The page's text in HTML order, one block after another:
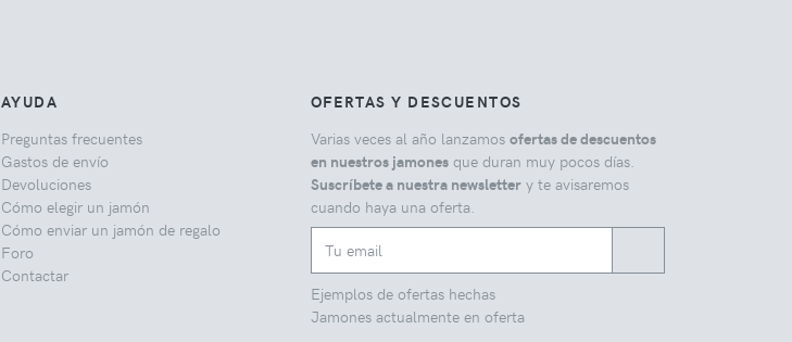
AYUDA
Preguntas frecuentes
Gastos de envío
Devoluciones
Cómo elegir un jamón
Cómo enviar un jamón de regalo
Foro
Contactar
OFERTAS Y DESCUENTOS
Varias veces al año lanzamos ofertas de descuentos
en nuestros jamonesque duran muy pocos días.
Suscríbete a nuestra newslettery te avisaremos
cuando haya una oferta.
Ejemplos de ofertas hechas
Jamones actualmente en oferta